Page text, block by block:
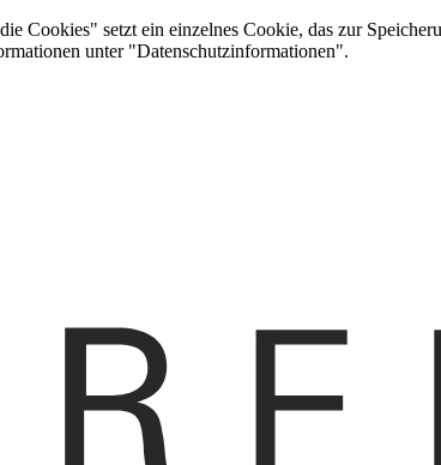
Cookies" setzt ein einzelnes Cookie, das zur
unter "Datenschutzinformationen".